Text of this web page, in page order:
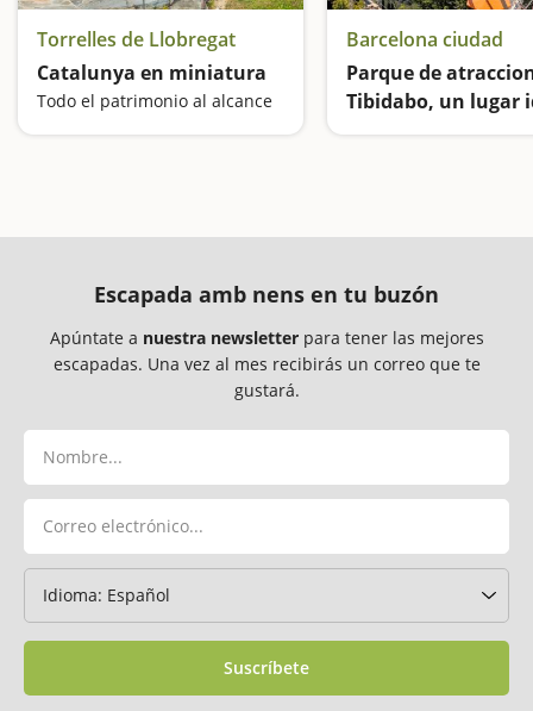
Torrelles de Llobregat
Catalunya en miniatura
Todo el patrimonio al alcance
Barcelona ciudad
Parque de
Tibidabo, un lugar
para ir con niños a
Escapada amb nens en tu buzón
Apúntate a nuestra newsletterpara tener las mejores
escapadas. Una vez al mes recibirás un correo que te
gustará.
Suscríbete